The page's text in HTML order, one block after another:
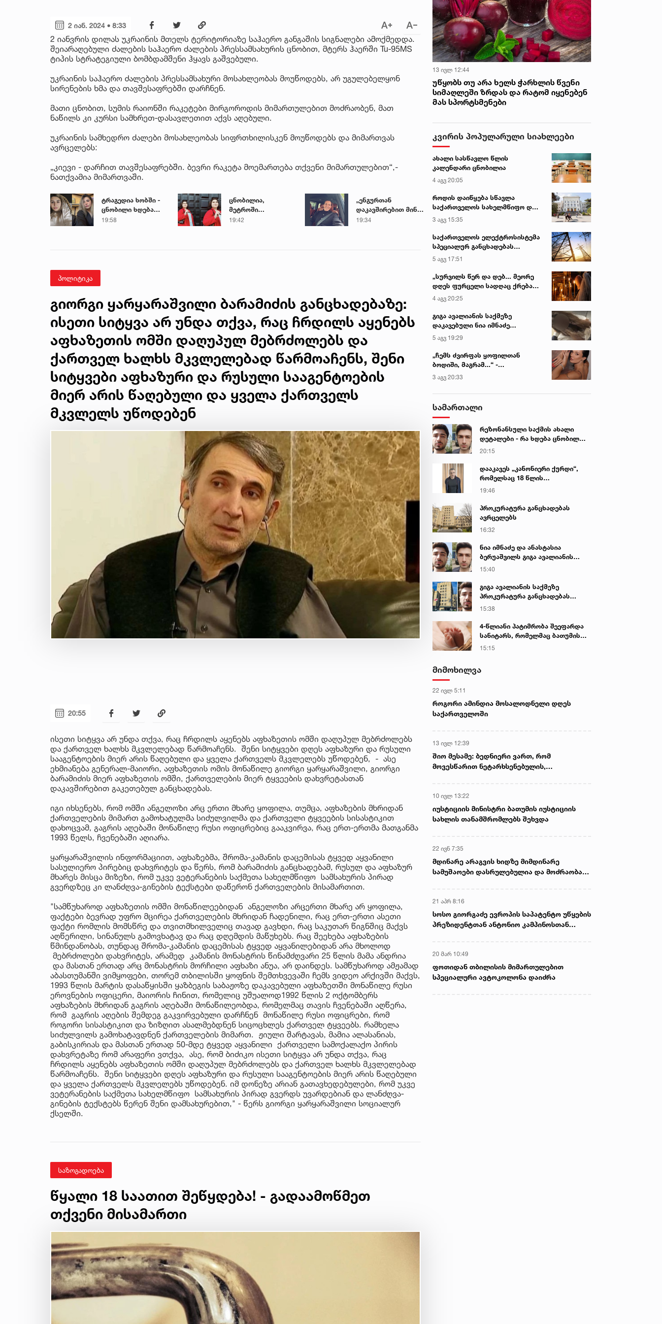
2 იან. 2024 • 8:33
2 იანვრის დილას უკრაინის მთელს ტერიტორიაზე საჰაერო განგაშის სიგნალები ამოქმედდა.
შეიარაღებული ძალების საჰაერო ძალების პრესსამსახურის ცნობით, მტერს ჰაერში Tu-95MS
ტიპის სტრატეგიული ბომბდამშენი ჰყავს გაშვებული.
უკრაინის საჰაერო ძალების პრესსამსახური მოსახლეობას მოუწოდებს, არ უგულებელყონ
სირენების ხმა და თავშესაფრებში დარჩნენ.
მათი ცნობით, სუმის რაიონში რაკეტები მირგოროდის მიმართულებით მოძრაობენ, მათ
ნაწილს კი კურსი სამხრეთ-დასავლეთით აქვს აღებული.
უკრაინის სამხედრო ძალები მოსახლეობას სიფრთხილისკენ მოუწოდებს და მიმართვას
ავრცელებს:
„კი­ე­ვი - დარჩით თავშესაფრებში. ბევრი რაკეტა მოემართება თქვენი მიმართულებით“,-
ნათქვამია მიმართვაში.
ტრაგედია ხობში -
ცნობილი ხდება
დაღუპული დედა-
19:58
ცნობილია,
მეტროში
გარდაცვლილი 21
19:42
„ენგურთან
დაკავშირებით მინდა
ვთქვა...“ - გოგა
19:34
პოლიტიკა
გიორგი ყარყარაშვილი ბარამიძის განცხადებაზე:
ისეთი სიტყვა არ უნდა თქვა, რაც ჩრდილს აყენებს
აფხაზეთის ომში დაღუპულ მებრძოლებს და
ქართველ ხალხს მკვლელებად წარმოაჩენს, შენი
სიტყვები აფხაზური და რუსული სააგენტოების
მიერ არის წაღებული და ყველა ქართველს
მკვლელს უწოდებენ
20:55
ისეთი სიტყვა არ უნდა თქვა, რაც ჩრდილს აყენებს აფხაზეთის ომში დაღუპულ მებრძოლებს
და ქართველ ხალხს მკვლელებად წარმოაჩენს. შენი სიტყვები დღეს აფხაზური და რუსული
სააგენტოების მიერ არის წაღებული და ყველა ქართველს მკვლელებს უწოდებენ, - ასე
ეხმიანება გენერალ-მაიორი, აფხაზეთის ომის მონაწილე გიორგი ყარყარაშვილი, გიორგი
ბარამიძის მიერ აფხაზეთის ომში, ქართველების მიერ ტყვეების დახვრეტასთან
დაკავშირებით გაკეთებულ განცხადებას.
იგი იხსენებს, რომ ომში ანგელოზი არც ერთი მხარე ყოფილა, თუმცა, აფხაზების მხრიდან
ქართველების მიმართ გამოხატულმა სიძულვილმა და ქართველი ტყვეების სისასტიკით
დახოცვამ, გაგრის აღებაში მონაწილე რუსი ოფიცრებიც გააკვირვა, რაც ერთ-ერთმა მათგანმა
1993 წელს, ჩვენებაში აღიარა.
ყარყარაშვილის ინფორმაციით, აფხაზებმა, შრომა-კამანის დაცემისას ტყვედ აყვანილი
სასულიერო პირებიც დახვრიტეს და წერს, რომ ბარამიძის განცხადებამ, რუსულ და აფხაზურ
მხარეს მისცა მიზეზი, რომ უკვე ვეტერანების საქმეთა სახელმწიფო სამსახურის პირად
გვერდზეც კი ლანძღვა-გინების ტექსტები დაწერონ ქართველების მისამართით.
"სამწუხაროდ აფხაზეთის ომში მონაწილეებიდან ანგელოზი არცერთი მხარე არ ყოფილა,
ფაქტები ბევრად უფრო მცირეა ქართველების მხრიდან ჩადენილი, რაც ერთ-ერთი ასეთი
ფაქტი რომლის მომსწრე და თვითმხილველიც თავად გავხდი, რაც საკუთარ წიგნშიც მაქვს
აღწერილი, სინანულს გამოვხატავ და რაც დღემდის მაწუხებს. რაც შეეხება აფხაზების
წმინდანობას, თუნდაც შრომა-კამანის დაცემისას ტყვედ აყვანილებიდან არა მხოლოდ
მებრძოლები დახვრიტეს, არამედ კამანის მონასტრის წინამძღვარი 25 წლის მამა ანდრია
და მასთან ერთად არც მონასტრის მორჩილი აფხაზი ანუა, არ დაინდეს. სამწუხაროდ ამჟამად
აბასთუმანში ვიმყოფები, თორემ თბილისში ყოფნის შემთხვევაში ჩემს ვიდეო არქივში მაქვს,
1993 წლის მარტის დასაწყისში ყაზბეგის საბაჟოზე დაკავებული აფხაზეთში მონაწილე რუსი
ეროვნების ოფიცერი, მაიორის ჩინით, რომელიც უშუალოდ1992 წლის 2 ოქტომბერს
აფხაზების მხრიდან გაგრის აღებაში მონაწილეობდა, რომელმაც თავის ჩვენებაში აღწერა,
რომ გაგრის აღების შემდეგ გაკვირვებული დარჩნენ მონაწილე რუსი ოფიცრები, რომ
როგორი სისასტიკით და ზიზღით ასალმებდნენ სიცოცხლეს ქართველ ტყვეებს. რამხელა
სიძულვილს გამოხატავდნენ ქართველების მიმართ. ჟიული შარტავას, მამია ალასანიას,
გაბისკირიას და მასთან ერთად 50-მდე ტყვედ აყვანილი ქართველი სამოქალაქო პირის
დახვრეტაზე რომ არაფერი ვთქვა, ასე, რომ ბიძიკო ისეთი სიტყვა არ უნდა თქვა, რაც
ჩრდილს აყენებს აფხაზეთის ომში დაღუპულ მებრძოლებს და ქართველ ხალხს მკვლელებად
წარმოაჩენს. შენი სიტყვები დღეს აფხაზური და რუსული სააგენტოების მიერ არის წაღებული
და ყველა ქართველს მკვლელებს უწოდებენ. იმ დონეზე არიან გათავხედებულები, რომ უკვე
ვეტერანების საქმეთა სახელმწიფო სამსახურის პირად გვერდს უვარდებიან და ლანძღვა-
გინების ტექსტებს წერენ შენი დამსახურებით," - წერს გიორგი ყარყარაშვილი სოციალურ
ქსელში.
საზოგადოება
წყალი 18 საათით შეწყდება! - გადაამოწმეთ
თქვენი მისამართი
13 ივლ 12:44
უწყობს თუ არა ხელს ჭარხლის წვენი
სიმაღლეში ზრდას და რატომ იყენებენ
მას სპორტსმენები
კვირის პოპულარული სიახლეები
ახალი სასწავლო წლის
კალენდარი ცნობილია
4 აგვ 20:05
როდის დაიწყება სწავლა
საქართველოს სახელმწიფო და
კერძო უნივერსიტეტებში
3 აგვ 15:35
საქართველოს ელექტროსისტემა
სპეციალურ განცხადებას
ავრცელებს
5 აგვ 17:51
„სურვილს წერ და დებ... მეორე
დღეს ფურცელი სადღაც ქრება
და სურვილი სრულდება...“ -
სასწაულმოქმედი ტაძარი შიდა
ქართლში
4 აგვ 20:25
გიგა ავალიანის საქმეზე
დაკავებული ნია იმნაძე
კლინიკაში გადაჰყავთ
5 აგვ 19:29
„ჩემს ძვირფას ყოფილთან
ბოდიში, მაგრამ...“ -
ალექსანდრა პაიჭაძის
გულწრფელი აღიარება
3 აგვ 20:33
სამართალი
რეზონანსული საქმის ახალი
დეტალები - რა ხდება ცნობილი
გიგა ავალიანის მკვლელობაზე
20:15
დააკავეს „კანონიერი ქურდი“,
რომელსაც 18 წლის
განმავლობაში ეძებდნენ
19:46
პროკურატურა განცხადებას
ავრცელებს
16:32
ნია იმნაძე და ანასტასია
ბერუაშვილს გიგა ავალიანის
საქმეზე ბრალი წარედგინათ
15:40
გიგა ავალიანის საქმეზე
პროკურატურა განცხადებას
ავრცელებს
15:38
4-წლიანი პატიმრობა შეეფარდა
სანიტარს, რომელმაც ბათუმის
კლინიკის საპირფარეშოში
მიაყენა
15:15
მიმოხილვა
22 ივლ 5:11
როგორი ამინდია მოსალოდნელი დღეს
საქართველოში
13 ივლ 12:39
შიო მესამე: ბედნიერი ვართ, რომ
მოვესწარით ნეტარხსენებულის,
10 ივლ 13:22
იუსტიციის მინისტრი ბათუმის იუსტიციის
სახლის თანამშრომლებს შეხვდა
22 ივნ 7:35
მდინარე არაგვის ხიდზე მიმდინარე
სამუშაოები დასრულებულია და მოძრაობა
21 აპრ 8:16
სოსო გიორგაძე ევროპის საპატენტო უწყების
პრეზიდენტთან ანტონიო კამპინოსთან
20 მარ 10:49
ფოთიდან თბილისის მიმართულებით
სპეციალური ავტოკოლონა დაიძრა